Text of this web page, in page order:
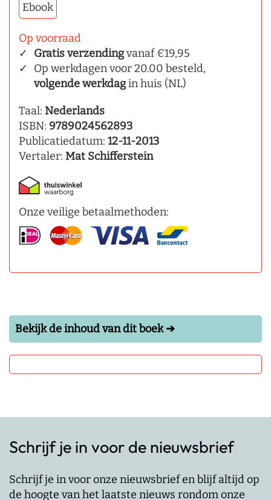
Ebook
Op voorraad
Gratis verzendingvanaf €19,95
Op werkdagen voor 20.00 besteld,
volgende werkdagin huis (NL)
Taal: Nederlands
ISBN: 9789024562893
Publicatiedatum: 12-11-2013
Vertaler: Mat Schifferstein
Onze veilige betaalmethoden:
Bekijk de inhoud van dit boek ➔
Schrijf je in voor de nieuwsbrief
Schrijf je in voor onze nieuwsbrief en blijf altijd op
de hoogte van het laatste nieuws rondom onze